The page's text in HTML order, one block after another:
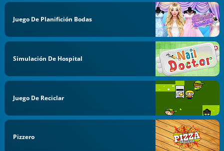
Juego De Planifición Bodas
Simulación De Hospital
Juego De Reciclar
Pizzero